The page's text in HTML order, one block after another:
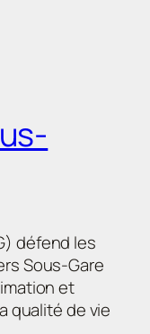
défend les
Sous-Gare
et
qualité de vie